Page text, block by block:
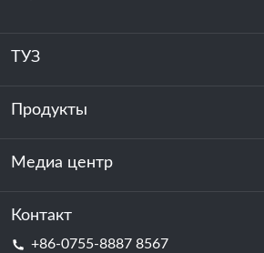
ТУЗ
О нас
устойчивость
Продукты
Хранение энергии
Центр обработки данных и
Медиа центр
Новости
Контакт
+86-0755-8887 8567